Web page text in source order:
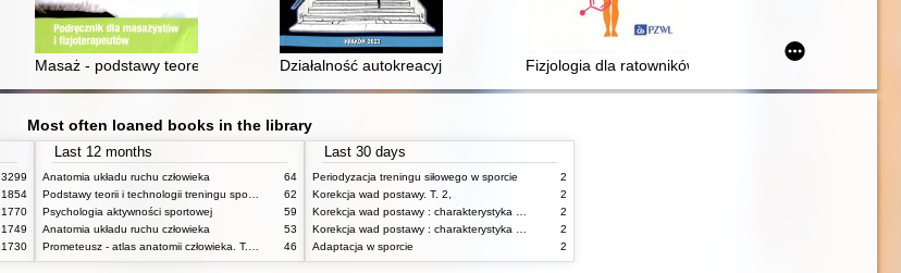
Masaż - podstawy teoretyczne i wykonywanie : kwalifikacja MED.10 świadczenie usług w zakresie masażu : podręcznik dla
Działalność autokreacyjna w sferze zawodowej młodzieży studiującej na kierunku
Fizjologia dla ratowników medycznych
Most often loaned books in the library
3299
1854
1770
1749
1730
Last 12 months
Anatomia układu ruchu człowieka
64
62
Psychologia aktywności sportowej
59
Anatomia układu ruchu człowieka
53
46
Last 30 days
Periodyzacja treningu siłowego w sporcie
2
Korekcja wad postawy. T. 2,
2
2
2
Adaptacja w sporcie
2